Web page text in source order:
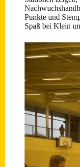
Punkte und
Spaß bei Klein